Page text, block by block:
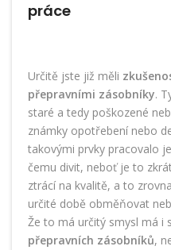
práce
Určitě jste již měli
přepravními zásobníky.
staré a tedy poškozené
známky opotřebení nebo
takovými prvky pracovalo
čemu divit, neboť je to
ztrácí na kvalitě, a to
určité době obměňovat
Že to má určitý smysl má i
přepravních zásobníků,